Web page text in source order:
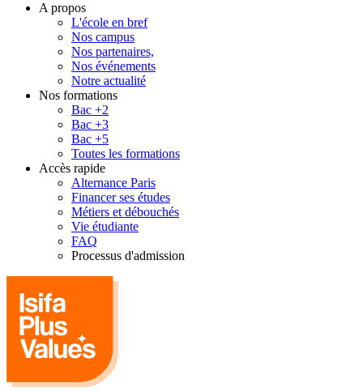
A propos
L'école en bref
Nos campus
Nos partenaires,
Nos événements
Notre actualité
Nos formations
Bac +2
Bac +3
Bac +5
Toutes les formations
Accès rapide
Alternance Paris
Financer ses études
Métiers et débouchés
Vie étudiante
FAQ
Processus d'admission